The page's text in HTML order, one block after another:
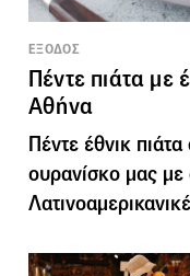
ΕΞΟΔΟΣ
Πέντε πιάτα με
Αθήνα
Πέντε έθνικ
ουρανίσκο μας με